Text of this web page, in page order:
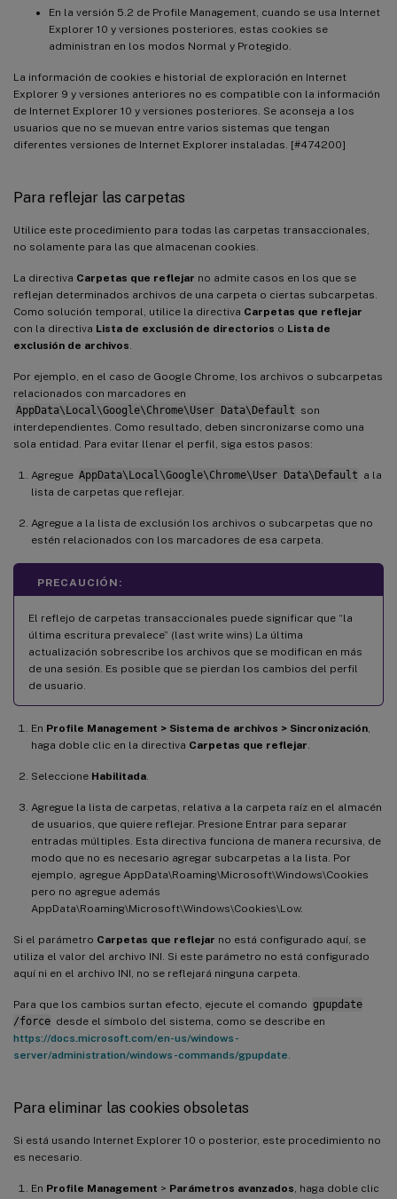
En la versión 5.2 de Profile Management, cuando se usa Internet
Explorer 10 y versiones posteriores, estas cookies se
administran en los modos Normal y Protegido.
La información de cookies e historial de exploración en Internet
Explorer 9 y versiones anteriores no es compatible con la información
de Internet Explorer 10 y versiones posteriores. Se aconseja a los
usuarios que no se muevan entre varios sistemas que tengan
diferentes versiones de Internet Explorer instaladas. [#474200]
Para reflejar las carpetas
Utilice este procedimiento para todas las carpetas transaccionales,
no solamente para las que almacenan cookies.
La directiva Carpetas que reflejar no admite casos en los que se
reflejan determinados archivos de una carpeta o ciertas subcarpetas.
Como solución temporal, utilice la directiva Carpetas que reflejar
con la directiva Lista de exclusión de directorios o Lista de
exclusión de archivos
Por ejemplo, en el caso de Google Chrome, los archivos o subcarpetas
relacionados con marcadores en
AppData\Local\Google\Chrome\User Data\Default son
interdependientes. Como resultado, deben sincronizarse como una
sola entidad. Para evitar llenar el perfil, siga estos pasos:
Agregue AppData\Local\Google\Chrome\User Data\Default a la
lista de carpetas que reflejar.
Agregue a la lista de exclusión los archivos o subcarpetas que no
estén relacionados con los marcadores de esa carpeta.
PRECAUCIÓN:
El reflejo de carpetas transaccionales puede significar que “la
última escritura prevalece” (last write wins) La última
actualización sobrescribe los archivos que se modifican en más
de una sesión. Es posible que se pierdan los cambios del perfil
de usuario.
En Profile Management > Sistema de archivos > Sincronización
haga doble clic en la directiva Carpetas que reflejar
Seleccione Habilitada
Agregue la lista de carpetas, relativa a la carpeta raíz en el almacén
de usuarios, que quiere reflejar. Presione Entrar para separar
entradas múltiples. Esta directiva funciona de manera recursiva, de
modo que no es necesario agregar subcarpetas a la lista. Por
ejemplo, agregue AppData\Roaming\Microsoft\Windows\Cookies
pero no agregue además
AppData\Roaming\Microsoft\Windows\Cookies\Low.
Si el parámetro Carpetas que reflejar no está configurado aquí, se
utiliza el valor del archivo INI. Si este parámetro no está configurado
aquí ni en el archivo INI, no se reflejará ninguna carpeta.
Para que los cambios surtan efecto, ejecute el comando gpupdate
/force desde el símbolo del sistema, como se describe en
https://docs.microsoft.com/en-us/windows-
server/administration/windows-commands/gpupdate
Para eliminar las cookies obsoletas
Si está usando Internet Explorer 10 o posterior, este procedimiento no
es necesario.
En Profile Management > Parámetros avanzados , haga doble clic